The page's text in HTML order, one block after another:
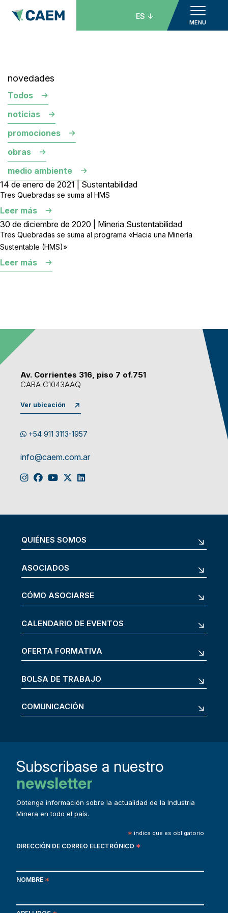
MENU
ES
novedades
Todos
noticias
promociones
obras
medio ambiente
14 de enero de 2021 | Sustentabilidad
Tres Quebradas se suma al HMS
Leer más
30 de diciembre de 2020 | Mineria Sustentabilidad
Tres Quebradas se suma al programa «Hacia una Minería
Sustentable (HMS)»
Leer más
Av. Corrientes 316, piso 7 of.751
CABA C1043AAQ
Ver ubicación
+54 911 3113-1957
info@caem.com.ar
QUIÉNES SOMOS
ASOCIADOS
CÓMO ASOCIARSE
CALENDARIO DE EVENTOS
OFERTA FORMATIVA
BOLSA DE TRABAJO
COMUNICACIÓN
Subscribase a nuestro
newsletter
Obtenga información sobre la actualidad de la Industria
Minera en todo el país.
* indica que es obligatorio
DIRECCIÓN DE CORREO ELECTRÓNICO *
NOMBRE *